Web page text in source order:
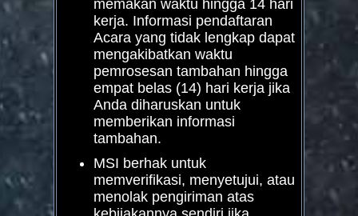
memakan waktu hingga 14 hari
kerja. Informasi pendaftaran
Acara yang tidak lengkap dapat
mengakibatkan waktu
pemrosesan tambahan hingga
empat belas (14) hari kerja jika
Anda diharuskan untuk
memberikan informasi
tambahan.
MSI berhak untuk
memverifikasi, menyetujui, atau
menolak pengiriman atas